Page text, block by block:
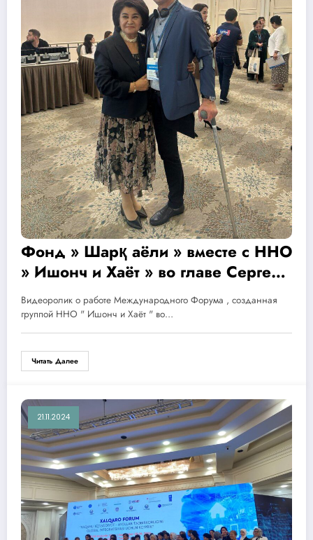
Фонд » Шарқ аёли » вместе с ННО
» Ишонч и Хаёт » во главе Сергей
Учаевым реализовали грантовый
Проект совместно с
ЕВРОСОЮЗОМ по он- лайн
обучению цифровым профессиям
женщин- инвалидов и людей с
ВИЧ заболеваниями .
Видеоролик о работе Международного Форума , созданная
группой ННО " Ишонч и Хаёт " во…
Читать Далее
21.11.2024